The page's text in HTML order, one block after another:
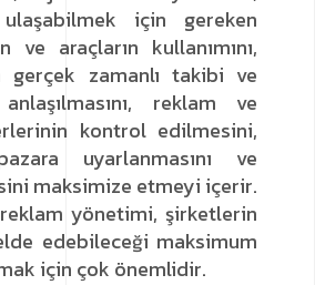
için gereken
ve araçların kullanımını,
zamanlı takibi ve
anlaşılmasını, reklam ve
kontrol edilmesini,
uyarlanmasını ve
maksimize etmeyi içerir.
yönetimi, şirketlerin
edebileceği maksimum
için çok önemlidir.